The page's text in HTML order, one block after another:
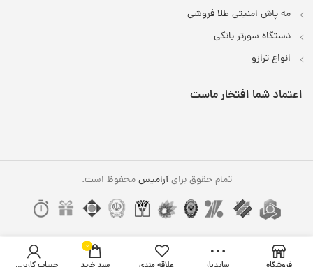
مه پاش امنیتی طلا فروشی
دستگاه سورتر بانکی
انواع ترازو
اعتماد شما افتخار ماست
تمام حقوق برایآرامیسمحفوظ است.
0